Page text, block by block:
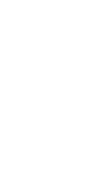
Optik.
fügt sich
Gerätedesign
der Schutzring
montiert,
exakt auf das die
mit gängigen